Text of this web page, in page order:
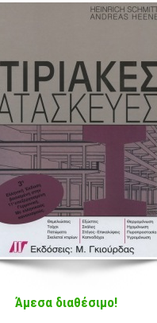
- Fortran
Άμεσα διαθέσιμο!